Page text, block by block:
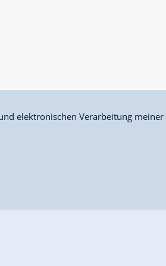
elektronischen Verarbeitung